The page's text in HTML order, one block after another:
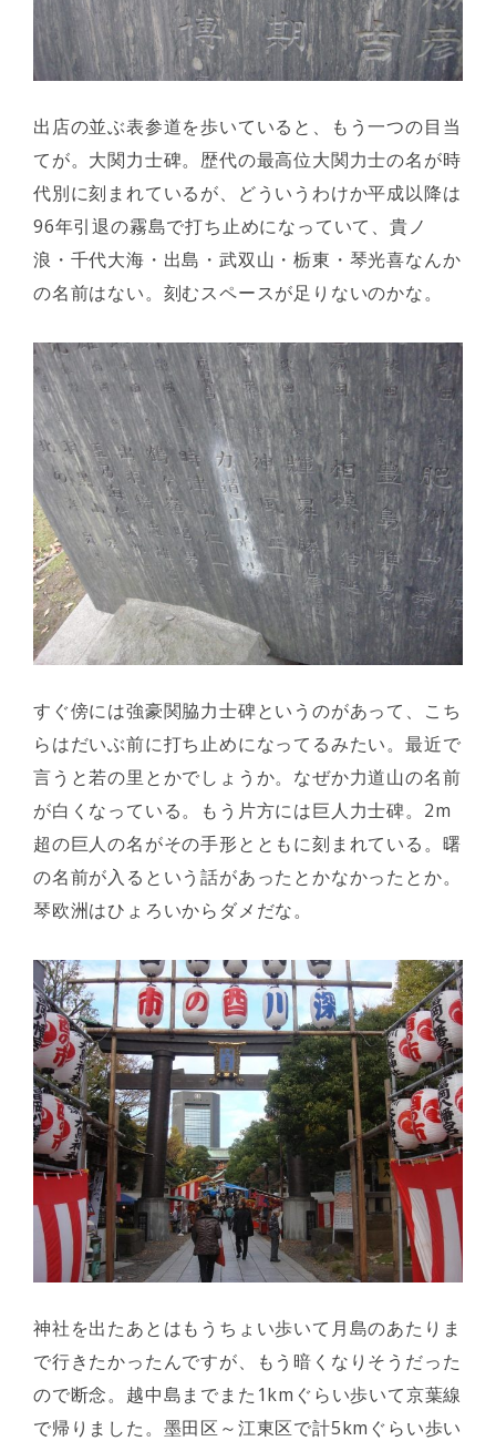
出店の並ぶ表参道を歩いていると、もう一つの目当
てが。大関力士碑。歴代の最高位大関力士の名が時
代別に刻まれているが、どういうわけか平成以降は
96年引退の霧島で打ち止めになっていて、貴ノ
浪・千代大海・出島・武双山・栃東・琴光喜なんか
の名前はない。刻むスペースが足りないのかな。
すぐ傍には強豪関脇力士碑というのがあって、こち
らはだいぶ前に打ち止めになってるみたい。最近で
言うと若の里とかでしょうか。なぜか力道山の名前
が白くなっている。もう片方には巨人力士碑。2m
超の巨人の名がその手形とともに刻まれている。曙
の名前が入るという話があったとかなかったとか。
琴欧洲はひょろいからダメだな。
神社を出たあとはもうちょい歩いて月島のあたりま
で行きたかったんですが、もう暗くなりそうだった
ので断念。越中島までまた1kmぐらい歩いて京葉線
で帰りました。墨田区～江東区で計5kmぐらい歩い